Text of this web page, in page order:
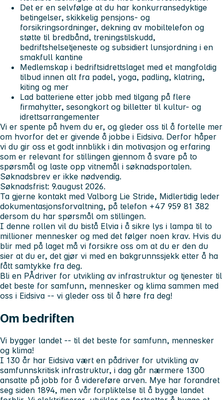
Det er en selvfølge at du har konkurransedyktige
betingelser, skikkelig pensjons- og
forsikringsordninger, dekning av mobiltelefon og
støtte til bredbånd, treningstilskudd,
bedriftshelsetjeneste og subsidiert lunsjordning i en
smakfull kantine
Medlemskap i bedriftsidrettslaget med et mangfoldig
tilbud innen alt fra padel, yoga, padling, klatring,
kiting og mer
Lad batteriene etter jobb med tilgang på flere
firmahytter, sesongkort og billetter til kultur- og
idrettsarrangementer
Vi er spente på hvem du er, og gleder oss til å fortelle mer
om hvorfor det er givende å jobbe i Eidsiva. Derfor håper
vi du gir oss et godt innblikk i din motivasjon og erfaring
som er relevant for stillingen gjennom å svare på to
spørsmål og laste opp vitnemål i søknadsportalen.
Søknadsbrev er ikke nødvendig.
Søknadsfrist: 9.august 2026.
Ta gjerne kontakt med Valborg Lie Stride, Midlertidig leder
dokumentasjonsforvaltning, på telefon +47 959 81 382
dersom du har spørsmål om stillingen.
I denne rollen vil du bistå Elvia i å sikre lys i lampa til to
millioner mennesker og med det følger noen krav. Hvis du
blir med på laget må vi forsikre oss om at du er den du
sier at du er, det gjør vi med en bakgrunnssjekk etter å ha
fått samtykke fra deg.
Bli en PÅdriver for utvikling av infrastruktur og tjenester til
det beste for samfunn, mennesker og klima sammen med
oss i Eidsiva -- vi gleder oss til å høre fra deg!
Om bedriften
Vi bygger landet -- til det beste for samfunn, mennesker
og klima!
I 130 år har Eidsiva vært en pådriver for utvikling av
samfunnskritisk infrastruktur, i dag går nærmere 1300
ansatte på jobb for å videreføre arven. Mye har forandret
seg siden 1894, men vår forpliktelse til å bygge landet